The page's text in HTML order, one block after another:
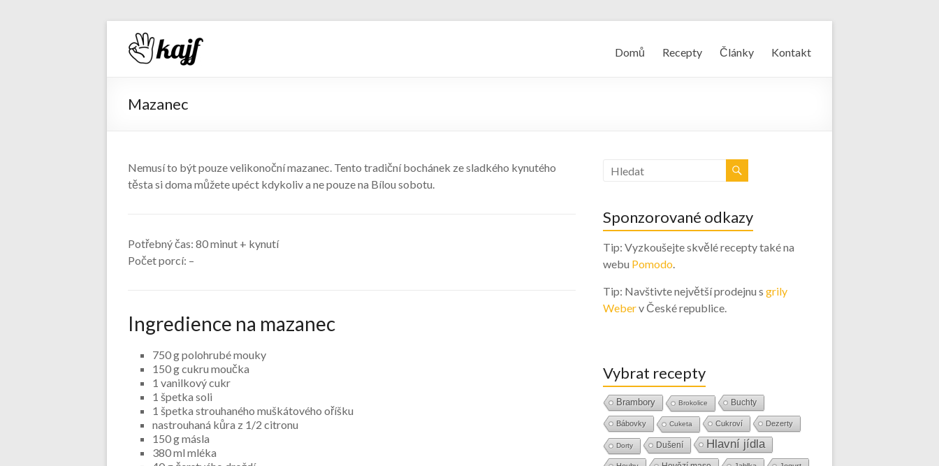
Domů Recepty Články Kontakt
Mazanec
Nemusí to být pouze velikonoční mazanec. Tento tradiční bochánek ze sladkého kynutého
těsta si doma můžete upéct kdykoliv a ne pouze na Bílou sobotu.
Potřebný čas: 80 minut + kynutí
Počet porcí: –
Ingredience na mazanec
750 g polohrubé mouky
150 g cukru moučka
1 vanilkový cukr
1 špetka soli
1 špetka strouhaného muškátového oříšku
nastrouhaná kůra z 1/2 citronu
150 g másla
380 ml mléka
Sponzorované odkazy
Tip: Vyzkoušejte skvělé recepty také na
webu Pomodo.
Tip: Navštivte největší prodejnu s grily
Weberv České republice.
Vybrat recepty
Brambory Brokolice Buchty
Bábovky Cuketa Cukroví Dezerty
Dorty Dušení Hlavní jídla